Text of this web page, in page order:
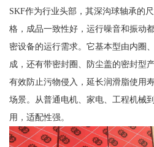
SKF作为行业头部，其深沟球轴承的
格，成品一致性好，运行噪音和振动
密设备的运行需求。它基本型由内圈
成，还有带密封圈、防尘盖的密封型
有效防止污物侵入，延长润滑脂使用
场景。从普通电机、家电、工程机械
用，适配性强。